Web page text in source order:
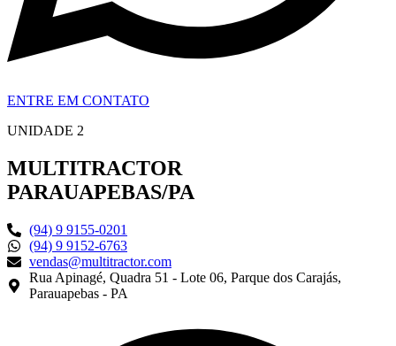
ENTRE EM CONTATO
UNIDADE 2
MULTITRACTOR
PARAUAPEBAS/PA
(94) 9 9155-0201
(94) 9 9152-6763
vendas@multitractor.com
Rua Apinagé, Quadra 51 - Lote 06, Parque dos Carajás,
Parauapebas - PA